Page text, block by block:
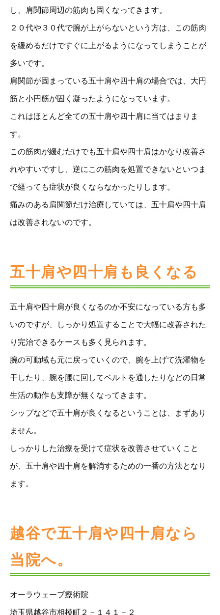
し、肩関節周辺の筋肉も固くなってきます。
２０代や３０代で腕が上がらないという方は、この筋肉
を緩めるだけですぐに上がるようになってしまうことが
多いです。
肩関節が固まっている五十肩や四十肩の場合では、大円
筋と小円筋が固く凝ったようになっています。
これはほとんど全ての五十肩や四十肩に当てはまりま
す。
この筋肉が緩むだけでも五十肩や四十肩はかなり改善さ
れやすいですし、逆にこの筋肉を処置できないといつま
で経っても症状が良くならなかったりします。
痛みのある肩関節だけ治療していては、五十肩や四十肩
は改善されないのです。
五十肩や四十肩も良くなる
五十肩や四十肩が良くなるのか不安になっている方も多
いのですが、しっかり処置することで大幅に改善された
り完治できるケースも多く見られます。
腕の可動域も元に戻っていくので、腕を上げて洗濯物を
干したり、腕を腰に回してベルトを通したりなどの日常
生活の動作も支障が無くなってきます。
シップなどで五十肩が良くなるということは、まずあり
ません。
しっかりした治療を受けて症状を改善させていくこと
が、五十肩や四十肩を解消するための一番の方法となり
ます。
越谷で五十肩や四十肩なら
当院へ。
オーラウェーブ療術院
埼玉県越谷市相模町２－１４１－２